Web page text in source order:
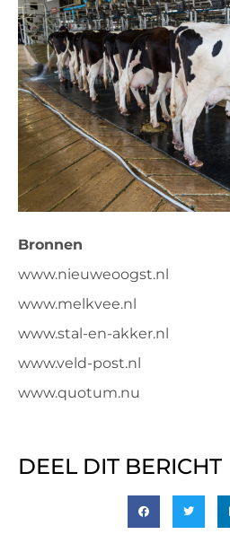
Bronnen
www.nieuweoogst.nl
www.melkvee.nl
www.stal-en-akker.nl
www.veld-post.nl
www.quotum.nu
DEEL DIT BERICHT